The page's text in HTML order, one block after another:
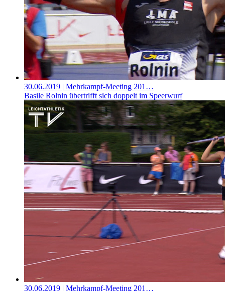
30.06.2019 | Mehrkampf-Meeting 201…
Basile Rolnin übertrifft sich doppelt im Speerwurf
30.06.2019 | Mehrkampf-Meeting 201…